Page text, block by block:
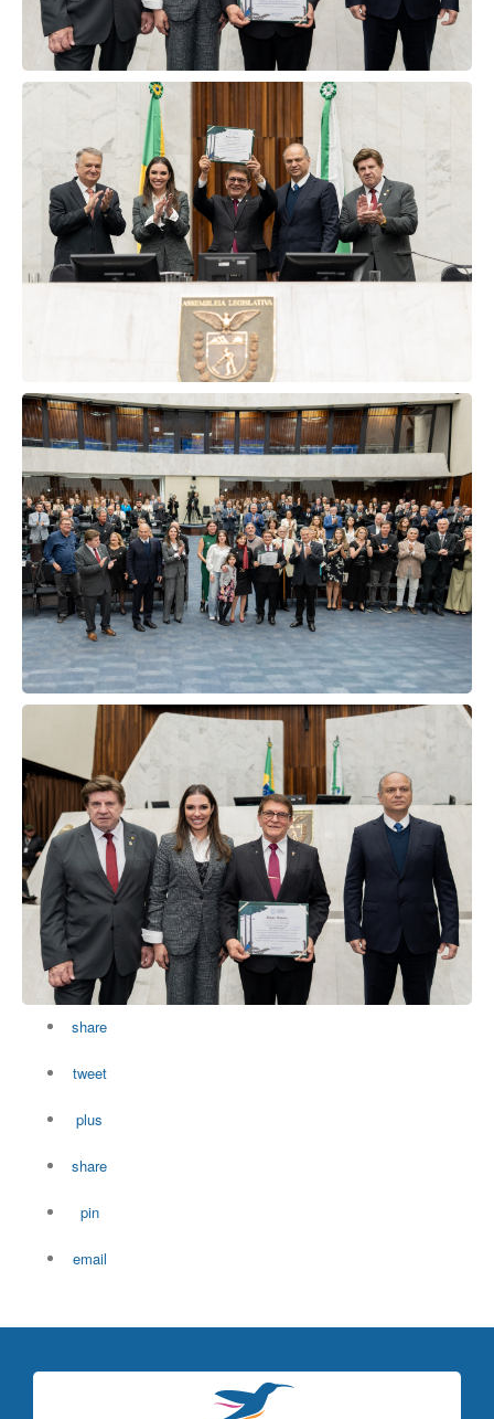
share
tweet
plus
share
pin
email